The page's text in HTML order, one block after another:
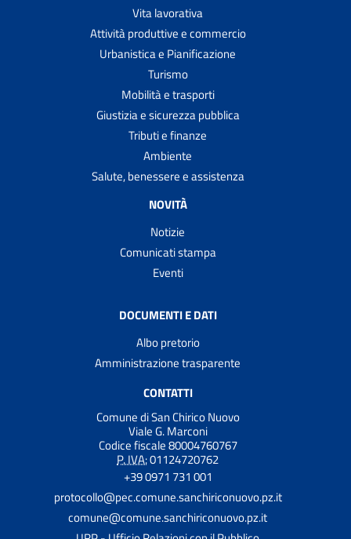
Vita lavorativa
Attività produttive e commercio
Urbanistica e Pianificazione
Turismo
Mobilità e trasporti
Giustizia e sicurezza pubblica
Tributi e finanze
Ambiente
Salute, benessere e assistenza
NOVITÀ
Notizie
Comunicati stampa
Eventi
DOCUMENTI E DATI
Albo pretorio
Amministrazione trasparente
CONTATTI
Comune di San Chirico Nuovo
Viale G. Marconi
Codice fiscale 80004760767
P. IVA:01124720762
+39 0971 731 001
protocollo@pec.comune.sanchiriconuovo.pz.it
comune@comune.sanchiriconuovo.pz.it